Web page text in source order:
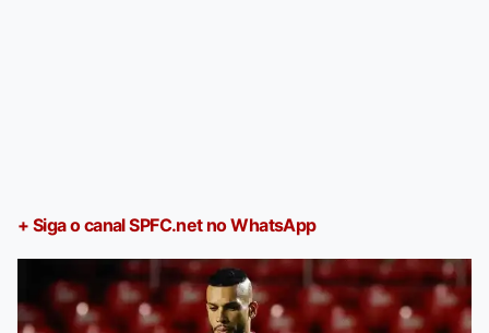
+ Siga o canal SPFC.net no WhatsApp